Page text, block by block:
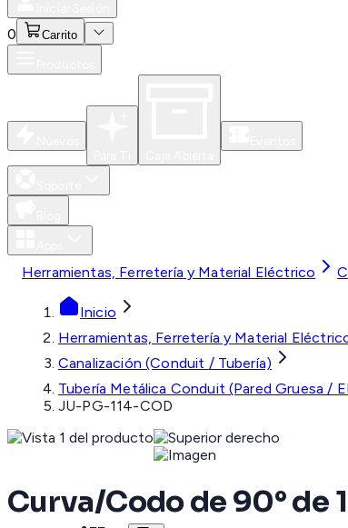
0 Carrito
Herramientas, Ferretería y Material Eléctrico
Inicio
Herramientas, Ferretería y Material
Canalización (Conduit / Tubería)
Tubería Metálica Conduit (Pared Gruesa /
JU-PG-114-COD
Curva/Codo de 90° de